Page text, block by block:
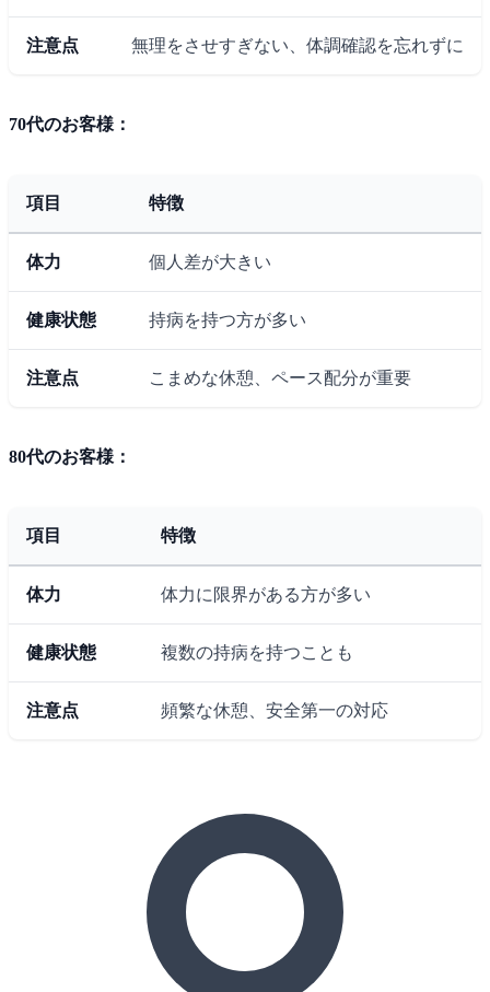
注意点 無理をさせすぎない、体調確認を忘れずに
70代のお客様：
項目 特徴
体力 個人差が大きい
健康状態 持病を持つ方が多い
注意点 こまめな休憩、ペース配分が重要
80代のお客様：
項目 特徴
体力 体力に限界がある方が多い
健康状態 複数の持病を持つことも
注意点 頻繁な休憩、安全第一の対応